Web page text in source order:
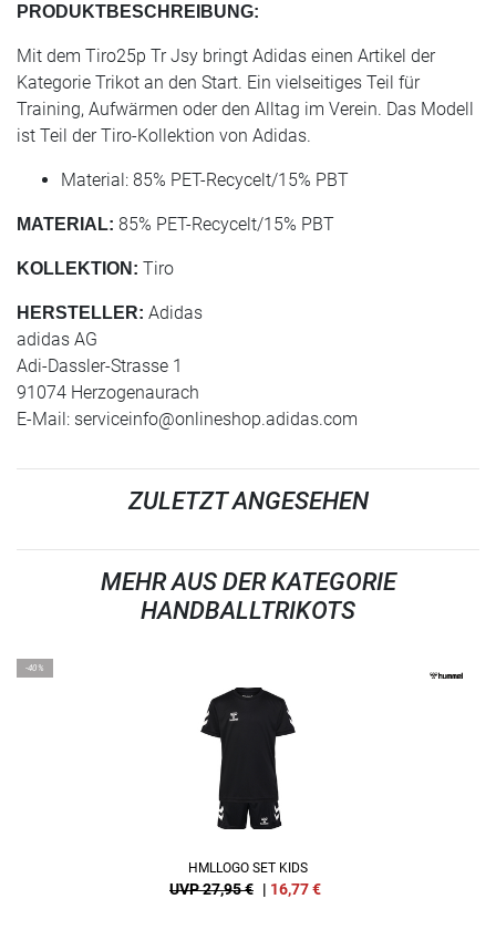
PRODUKTBESCHREIBUNG:
Mit dem Tiro25p Tr Jsy bringt Adidas einen Artikel der
Kategorie Trikot an den Start. Ein vielseitiges Teil für
Training, Aufwärmen oder den Alltag im Verein. Das Modell
ist Teil der Tiro-Kollektion von Adidas.
Material: 85% PET-Recycelt/15% PBT
MATERIAL: 85% PET-Recycelt/15% PBT
KOLLEKTION: Tiro
HERSTELLER: Adidas
adidas AG
Adi-Dassler-Strasse 1
91074 Herzogenaurach
E-Mail: serviceinfo@onlineshop.adidas.com
ZULETZT ANGESEHEN
MEHR AUS DER KATEGORIE
HANDBALLTRIKOTS
-40%
HMLLOGO SET KIDS
UVP 27,95 € | 16,77€